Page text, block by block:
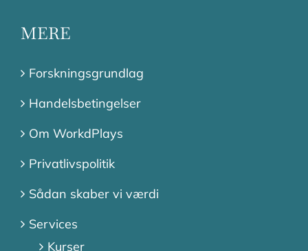
MERE
Forskningsgrundlag
Handelsbetingelser
Om WorkdPlays
Privatlivspolitik
Sådan skaber vi værdi
Services
Kurser